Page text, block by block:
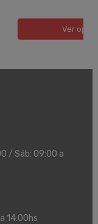
Ver
/ Sáb: 09:00 a
14:00hs